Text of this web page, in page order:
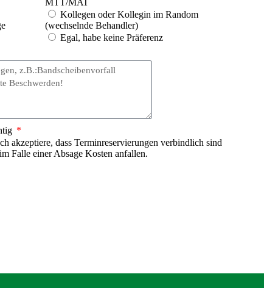
MTT/MAT
Kollegen oder Kollegin im Random
(wechselnde Behandler)
Egal, habe keine Präferenz
akzeptiere, dass Terminreservierungen verbindlich sind
Falle einer Absage Kosten anfallen.